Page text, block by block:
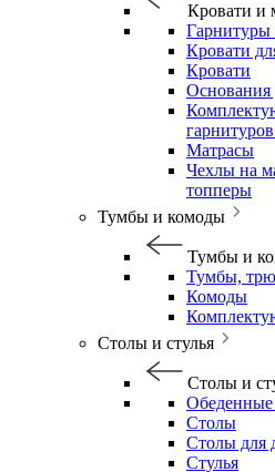
Кровати и
Гарнитуры
Кровати
Кровати
Основания
Матрасы
Чехлы на
топперы
Тумбы и комоды
Тумбы и
Тумбы,
Комоды
Столы и стулья
Столы и
Столы
Столы для
Стулья